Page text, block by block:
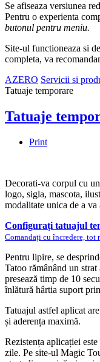
Se afiseaza versiunea
Pentru o experienta
butonul pentru meniu.
Site-ul functioneaza si
completa, va
AZERO Servicii si
Tatuaje temporare
Tatuaje
Print
Decorati-va corpul cu
logo, sigla, mascota,
modalitate unica de a va
Configurați tatuajul
Comandați cu încredere, tot
Pentru lipire, se
Tatoo rămânând un
presează timp de 10
înlătură hârtia suport
Tatuajul astfel aplicat
și aderența maximă.
Rezistența aplicației
zile. Pe site-ul Magic